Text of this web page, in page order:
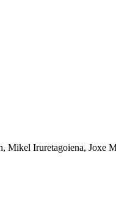
Iruretagoiena, Joxe